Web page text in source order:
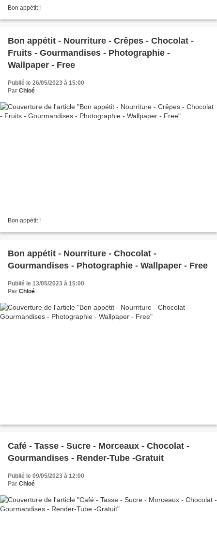
Bon appétit !
Bon appétit - Nourriture - Crêpes - Chocolat -
Fruits - Gourmandises - Photographie -
Wallpaper - Free
Publié le 26/05/2023 à 15:00
Par Chloé
Bon appétit !
Bon appétit - Nourriture - Chocolat -
Gourmandises - Photographie - Wallpaper - Free
Publié le 13/05/2023 à 15:00
Par Chloé
Café - Tasse - Sucre - Morceaux - Chocolat -
Gourmandises - Render-Tube -Gratuit
Publié le 09/05/2023 à 12:00
Par Chloé